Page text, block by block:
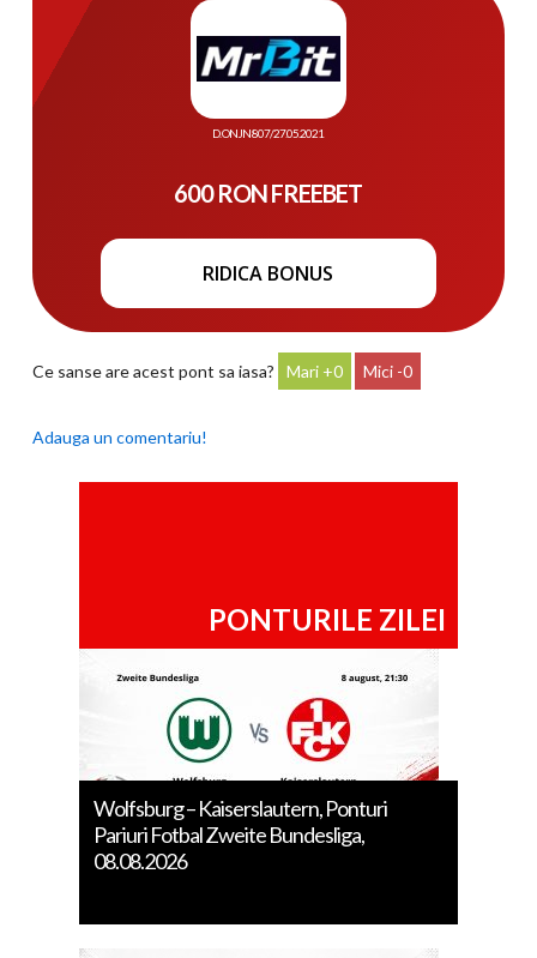
D. ONJN 807/27.05.2021
600 RON FREEBET
RIDICA BONUS
Ce sanse are acest pont sa iasa? 0 0
Adauga un comentariu!
PONTURILE ZILEI
Wolfsburg – Kaiserslautern, Ponturi
Pariuri Fotbal Zweite Bundesliga,
08.08.2026